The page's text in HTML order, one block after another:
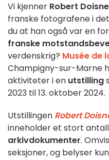
Vi kjenner Robert
franske fotografene i
du at han også var en
franske
verdenskrig? Musée de
Champigny-sur-Marne
aktiviteter i en utstilling
2023 til 13. oktober 2024.
Utstillingen Robert
inneholder et stort antall
arkivdokumenter.
seksjoner, og belyser